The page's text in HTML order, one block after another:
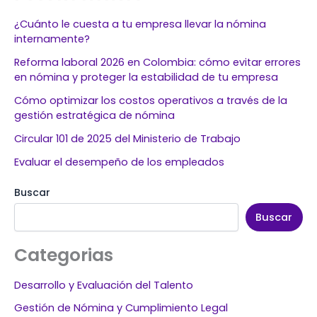
¿Cuánto le cuesta a tu empresa llevar la nómina
internamente?
Reforma laboral 2026 en Colombia: cómo evitar errores
en nómina y proteger la estabilidad de tu empresa
Cómo optimizar los costos operativos a través de la
gestión estratégica de nómina
Circular 101 de 2025 del Ministerio de Trabajo
Evaluar el desempeño de los empleados
Buscar
Buscar
Categorias
Desarrollo y Evaluación del Talento
Gestión de Nómina y Cumplimiento Legal